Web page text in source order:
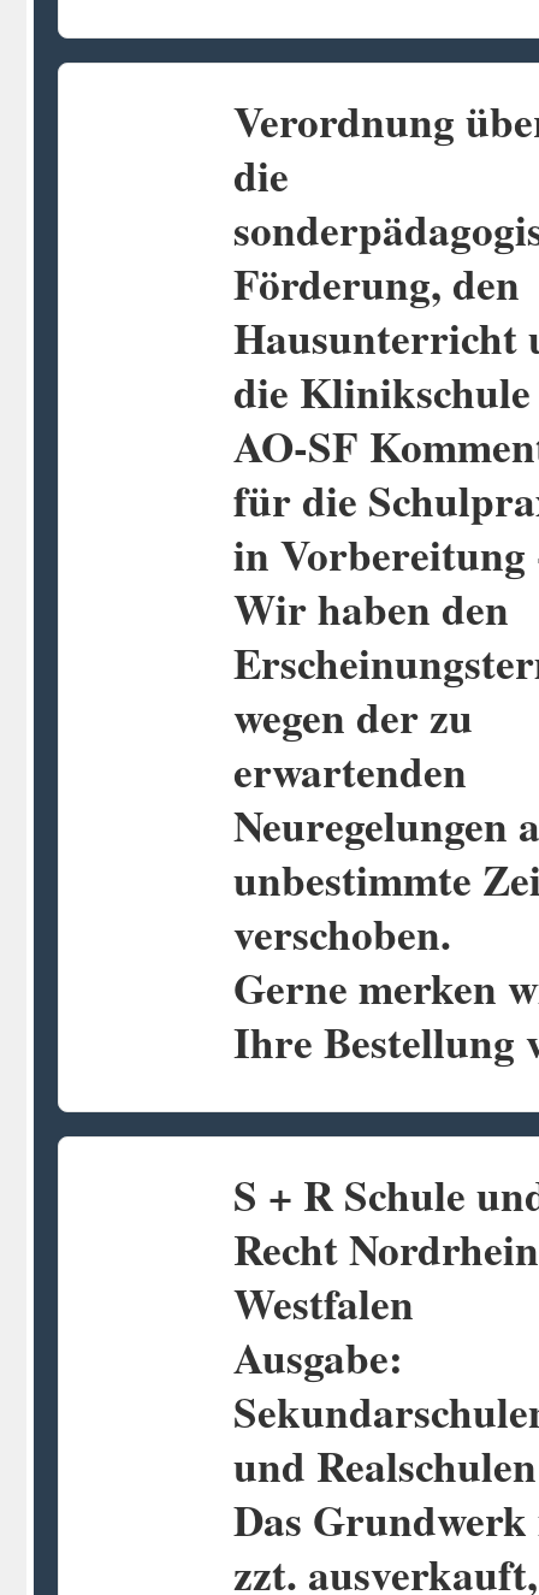
Verordnung
die
Förderung, den
Hausunterricht
die Klinikschule
AO-SF
für die
in Vorbereitung
Wir haben den
wegen der zu
erwartenden
Neuregelungen
unbestimmte
verschoben.
Gerne merken
Ihre Bestellung
S + R Schule
Recht
Westfalen
Ausgabe:
und Realschulen
Das Grundwerk
zzt.